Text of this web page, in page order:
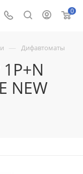
0
— Дифавтоматы
NEW